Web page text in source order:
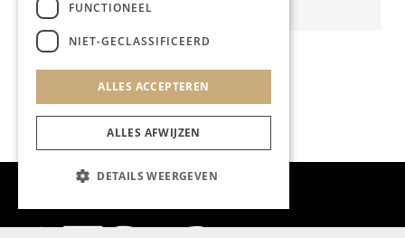
FUNCTIONEEL
NIET-GECLASSIFICEERD
ALLES ACCEPTEREN
ALLES AFWIJZEN
DETAILS WEERGEVEN